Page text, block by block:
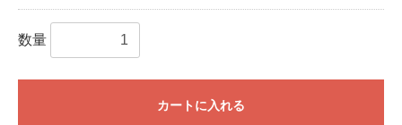
数量
カートに入れる